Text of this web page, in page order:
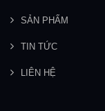
SẢN PHẨM
TIN TỨC
LIÊN HỆ